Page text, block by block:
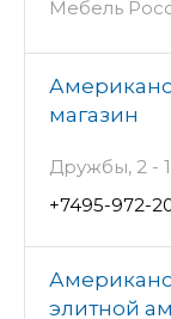
Мебель
магазин
Дружбы, 2 -
+7495-972-
элитной